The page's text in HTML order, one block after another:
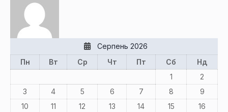
Серпень 2026
Пн
Вт Ср Чт Пт Сб
Нд
1
2
3
4 5 6 7 8
9
10
11 12 13 14 15
16